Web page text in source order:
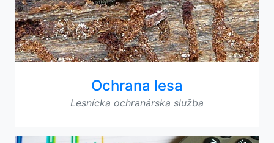
Ochrana lesa
Lesnícka ochranárska služba